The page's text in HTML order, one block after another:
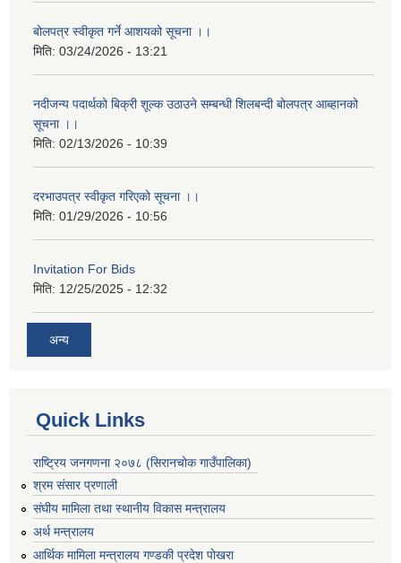
बोलपत्र स्वीकृत गर्ने आशयको सूचना ।।
मिति: 03/24/2026 - 13:21
नदीजन्य पदार्थको बिक्री शूल्क उठाउने सम्बन्धी शिलबन्दी बोलपत्र आब्हानको
सूचना ।।
मिति: 02/13/2026 - 10:39
दरभाउपत्र स्वीकृत गरिएको सूचना ।।
मिति: 01/29/2026 - 10:56
Invitation For Bids
मिति: 12/25/2025 - 12:32
अन्य
Quick Links
राष्ट्रिय जनगणना २०७८ (सिरानचोक गाउँपालिका)
श्रम संसार प्रणाली
संघीय मामिला तथा स्थानीय विकास मन्त्रालय
अर्थ मन्त्रालय
आर्थिक मामिला मन्त्रालय गण्डकी प्रदेश पोखरा